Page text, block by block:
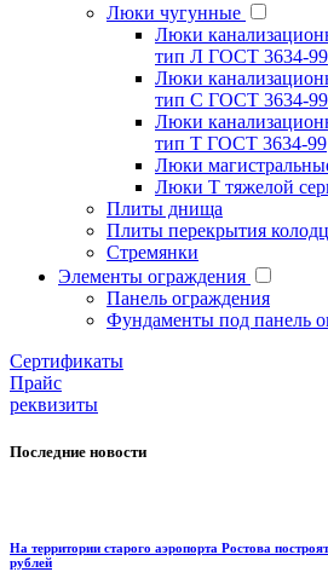
Люки чугунные
Люки
тип Л ГОСТ 3634-99
Люки
тип С ГОСТ 3634-99
Люки
тип Т ГОСТ 3634-99
Люки
Люки Т тяжелой
Плиты днища
Плиты перекрытия
Стремянки
Элементы ограждения
Панель ограждения
Фундаменты под панель
Cертификаты
Прайс
реквизиты
Последние новости
На территории старого аэропорта Ростова
рублей